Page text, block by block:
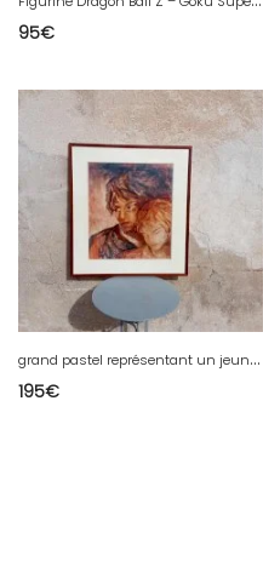
95€
g
rand pastel représentant un jeune couple d’amoureux.
195€